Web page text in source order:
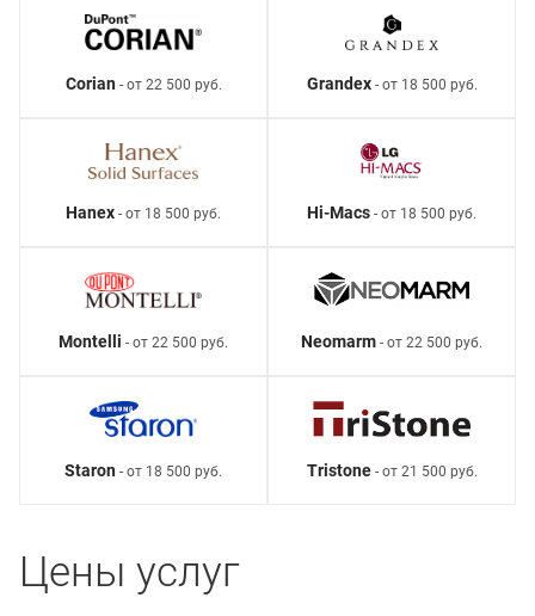
Corian- от 22 500 руб. Grandex- от 18 500 руб.
Hanex - от 18 500 руб. Hi-Macs - от 18 500 руб.
Montelli - от 22 500 руб. Neomarm - от 22 500 руб.
Staron - от 18 500 руб. Tristone- от 21 500 руб.
Цены услуг